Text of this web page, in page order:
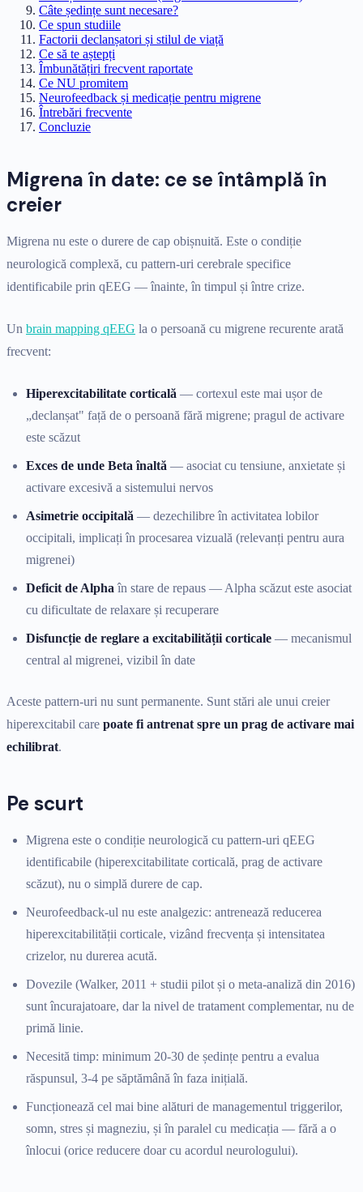
Câte ședințe sunt necesare?
Ce spun studiile
Factorii declanșatori și stilul de viață
Ce să te aștepți
Îmbunătățiri frecvent raportate
Ce NU promitem
Neurofeedback și medicație pentru migrene
Întrebări frecvente
Concluzie
Migrena în date: ce se întâmplă în
creier
Migrena nu este o durere de cap obișnuită. Este o condiție
neurologică complexă, cu pattern-uri cerebrale specifice
identificabile prin qEEG — înainte, în timpul și între crize.
Un brain mapping qEEG la o persoană cu migrene recurente arată
frecvent:
Hiperexcitabilitate corticală — cortexul este mai ușor de
„declanșat" față de o persoană fără migrene; pragul de activare
este scăzut
Exces de unde Beta înaltă — asociat cu tensiune, anxietate și
activare excesivă a sistemului nervos
Asimetrie occipitală — dezechilibre în activitatea lobilor
occipitali, implicați în procesarea vizuală (relevanți pentru aura
migrenei)
Deficit de Alpha în stare de repaus — Alpha scăzut este asociat
cu dificultate de relaxare și recuperare
Disfuncție de reglare a excitabilității corticale — mecanismul
central al migrenei, vizibil în date
Aceste pattern-uri nu sunt permanente. Sunt stări ale unui creier
hiperexcitabil care poate fi antrenat spre un prag de activare mai
echilibrat.
Pe scurt
Migrena este o condiție neurologică cu pattern-uri qEEG
identificabile (hiperexcitabilitate corticală, prag de activare
scăzut), nu o simplă durere de cap.
Neurofeedback-ul nu este analgezic: antrenează reducerea
hiperexcitabilității corticale, vizând frecvența și intensitatea
crizelor, nu durerea acută.
Dovezile (Walker, 2011 + studii pilot și o meta-analiză din 2016)
sunt încurajatoare, dar la nivel de tratament complementar, nu de
primă linie.
Necesită timp: minimum 20-30 de ședințe pentru a evalua
răspunsul, 3-4 pe săptămână în faza inițială.
Funcționează cel mai bine alături de managementul triggerilor,
somn, stres și magneziu, și în paralel cu medicația — fără a o
înlocui (orice reducere doar cu acordul neurologului).